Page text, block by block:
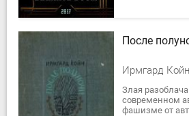
После
Ирмгард Койн
Злая
современном
фашизме от